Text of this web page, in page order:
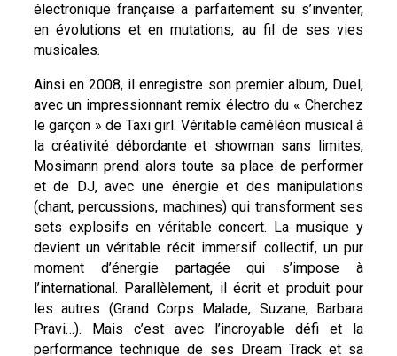
électronique française a parfaitement su s’inventer,
en évolutions et en mutations, au fil de ses vies
musicales.
Ainsi en 2008, il enregistre son premier album, Duel,
avec un impressionnant remix électro du « Cherchez
le garçon » de Taxi girl. Véritable caméléon musical à
la créativité débordante et showman sans limites,
Mosimann prend alors toute sa place de performer
et de DJ, avec une énergie et des manipulations
(chant, percussions, machines) qui transforment ses
sets explosifs en véritable concert. La musique y
devient un véritable récit immersif collectif, un pur
moment d’énergie partagée qui s’impose à
l’international. Parallèlement, il écrit et produit pour
les autres (Grand Corps Malade, Suzane, Barbara
Pravi…). Mais c’est avec l’incroyable défi et la
performance technique de ses Dream Track et sa